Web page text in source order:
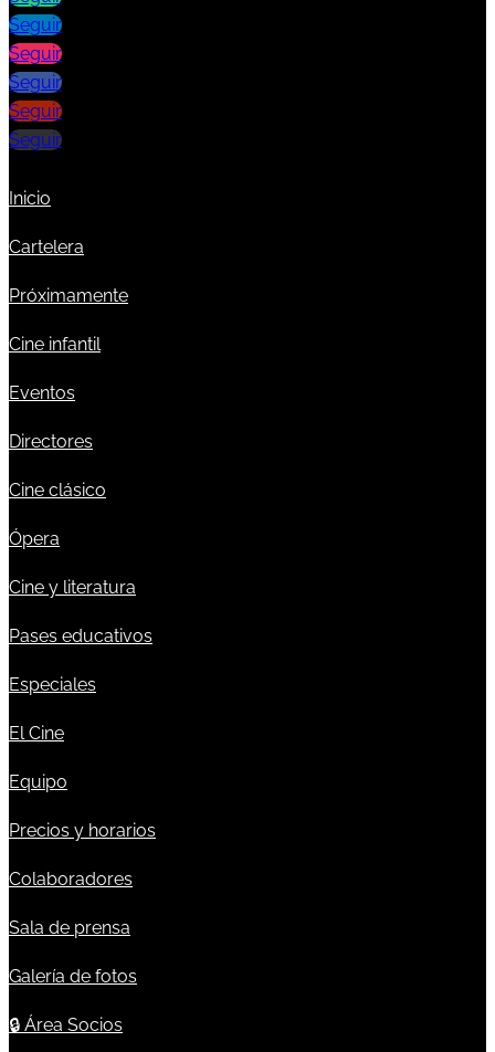
Seguir
Seguir
Seguir
Seguir
Seguir
Inicio
Cartelera
Próximamente
Cine infantil
Eventos
Directores
Cine clásico
Ópera
Cine y literatura
Pases educativos
Especiales
El Cine
Equipo
Precios y horarios
Colaboradores
Sala de prensa
Galería de fotos
🔒 Área Socios